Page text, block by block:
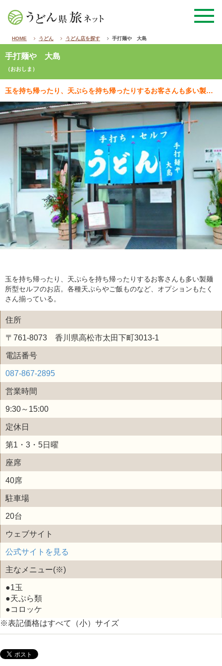
HOME うどん うどん店を探す 手打麺や 大島
手打麺や 大島
（おおしま）
玉を持ち帰ったり、天ぷらを持ち帰ったりするお客さんも多い製麺所型セルフのお店。各種天ぷらやご飯ものな…
玉を持ち帰ったり、天ぷらを持ち帰ったりするお客さんも多い製麺
所型セルフのお店。各種天ぷらやご飯ものなど、オプションもたく
さん揃っている。
住所
〒761-8073 香川県高松市太田下町3013-1
電話番号
087-867-2895
営業時間
9:30～15:00
定休日
第1・3・5日曜
座席
40席
駐車場
20台
ウェブサイト
公式サイトを見る
主なメニュー(※)
●1玉
●天ぷら類
●コロッケ
※表記価格はすべて（小）サイズ